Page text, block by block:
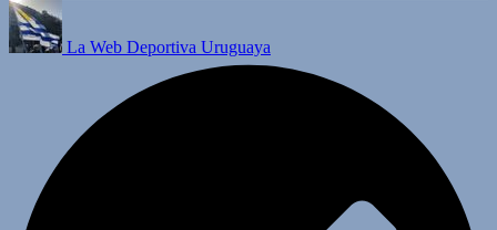
La Web Deportiva Uruguaya